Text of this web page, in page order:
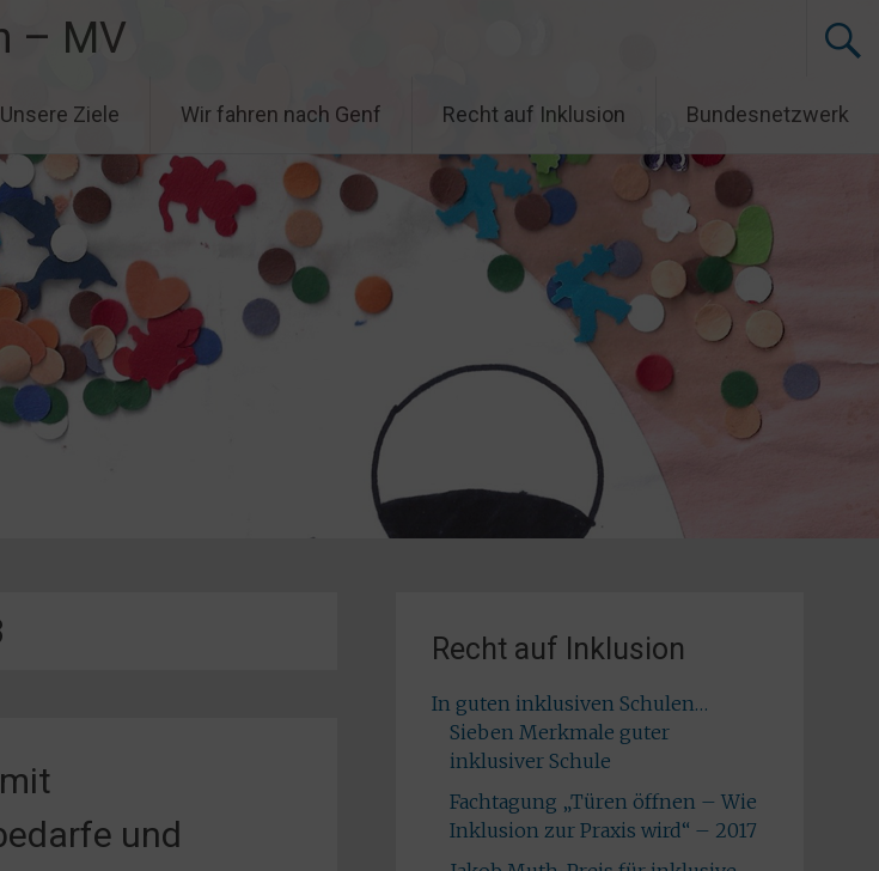
– MV
Unsere Ziele Wir fahren nach Genf Recht auf Inklusion Bundesnetzwerk
und
Recht auf Inklusion
In guten inklusiven Schulen…
Sieben Merkmale guter
inklusiver Schule
Fachtagung „Türen öffnen – Wie
Inklusion zur Praxis wird“ – 2017